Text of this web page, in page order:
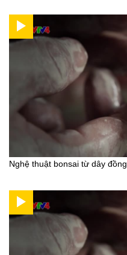
Nghệ thuật bonsai từ dây đồng